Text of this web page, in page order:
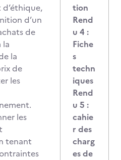
d’un
de
la
la
de
les
les
tenant
tion
Rend
u 4 :
Fiche
s
techn
iques
Rend
u 5 :
cahie
r des
charg
es de